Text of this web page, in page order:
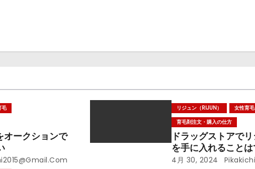
毛
オークションで
リジュン（RIJUN）
女性育毛
育毛剤注文・購入の仕方
ドラッグストアで
を手に入れること
4月 30, 2024